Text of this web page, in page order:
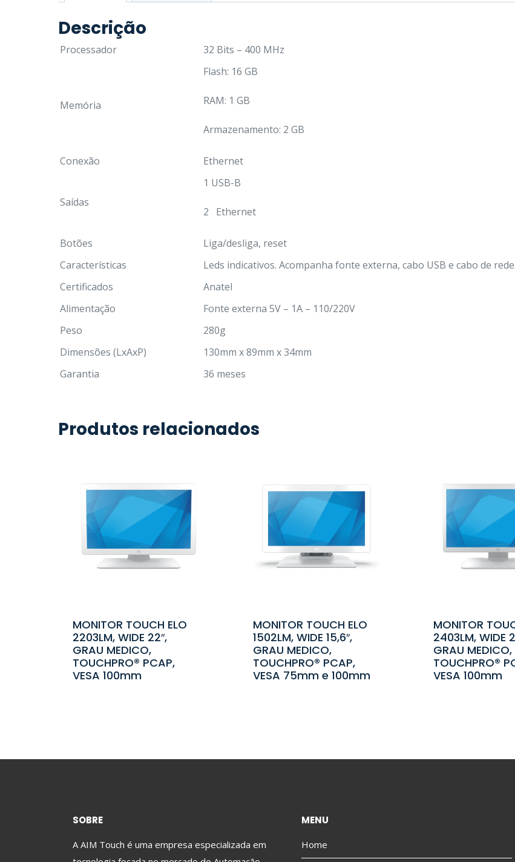
Descrição
Processador 32 Bits – 400 MHz
Memória
Flash: 16 GB
RAM: 1 GB
Armazenamento: 2 GB
Conexão Ethernet
Saídas
1 USB-B
2 Ethernet
Botões
Liga/desliga, reset
Características
Leds indicativos. Acompanha fonte externa, cabo USB e cabo de rede.
Certificados
Anatel
Alimentação
Fonte externa 5V – 1A – 110/220V
Peso
280g
Dimensões (LxAxP)
130mm x 89mm x 34mm
Garantia
36 meses
Produtos relacionados
MONITOR TOUCH ELO
2203LM, WIDE 22″,
GRAU MEDICO,
TOUCHPRO® PCAP,
VESA 100mm
MONITOR TOUCH ELO
1502LM, WIDE 15,6″,
GRAU MEDICO,
TOUCHPRO® PCAP,
VESA 75mm e 100mm
MONITOR
2403LM, WIDE
GRAU MEDICO,
TOUCHPRO®
VESA 100mm
SOBRE
A AIM Touch é uma empresa especializada em
MENU
Home